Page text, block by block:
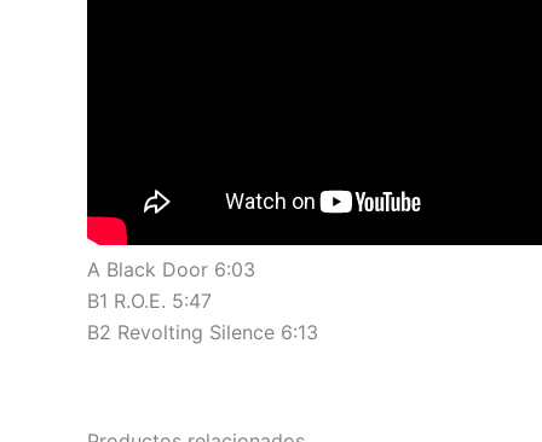
A Black Door 6:03
B1 R.O.E. 5:47
B2 Revolting Silence 6:13